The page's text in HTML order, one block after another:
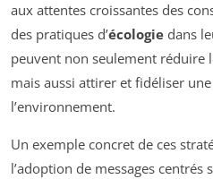
aux attentes croissantes des
des pratiques d’écologie dans
peuvent non seulement réduire
mais aussi attirer et fidéliser
l’environnement.
Un exemple concret de ces
l’adoption de messages centrés